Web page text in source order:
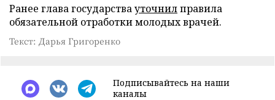
Ранее глава государствауточнилправила
обязательной отработки молодых врачей.
Текст: Дарья Григоренко
Подписывайтесь на наши
каналы